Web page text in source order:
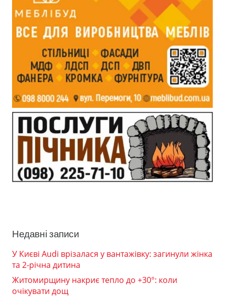
Недавні записи
У Києві Audi врізалася у вантажівку: загинули жінка
та 2-річна дитина
Житомирщину накриє тепло до +30°: коли
очікувати дощ